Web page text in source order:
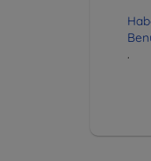
.